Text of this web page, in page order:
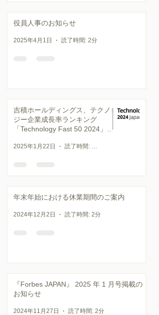
役員人事のお知らせ
2025年4月1日 読了時間: 2分
吉積ホールディングス、テクノロ
ジー企業成長率ランキング
「Technology Fast 50 2024」で
2025年1月22日
年末年始における休業期間のご案内
2024年12月2日 読了時間: 2分
『Forbes JAPAN』 2025 年 1 月号掲載の
お知らせ
2024年11月27日 読了時間: 2分